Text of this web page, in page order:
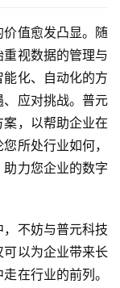
值愈发凸显。随
视数据的管理与
化、自动化的方
应对挑战。普元
，以帮助企业在
所处行业如何，
力您企业的数字
不妨与普元科技
以为企业带来长
在行业的前列。